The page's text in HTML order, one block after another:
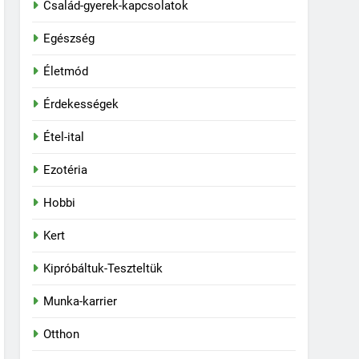
Család-gyerek-kapcsolatok
Egészség
Életmód
Érdekességek
Étel-ital
Ezotéria
Hobbi
Kert
Kipróbáltuk-Teszteltük
Munka-karrier
Otthon